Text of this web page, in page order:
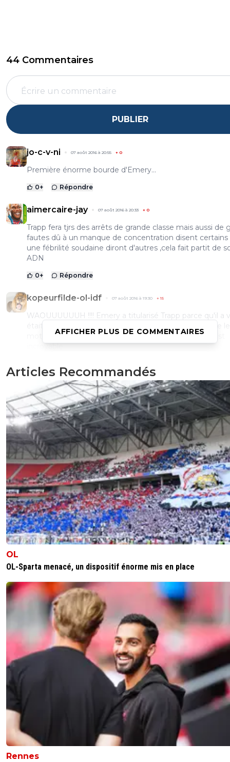
44 Commentaires
PUBLIER
jo-c-v-ni 07 août 2016 à 20:55 + 0
Première énorme bourde d'Emery...
0+ Répondre
aimercaire-jay 07 août 2016 à 20:33 + 0
Trapp fera tjrs des arrêts de grande classe mais aussi de
fautes dû à un manque de concentration disent certains
une fébrilité soudaine diront d'autres ,cela fait partit de
ADN
0+ Répondre
kopeurfilde-ol-idf 07 août 2016 à 19:30 +15
WAOUUUUUUH !!!! Emery a titularisé Trapp parce qu'il a
était triste ???? PTDR alors là... c'est tellement fort que
mots me manquent. Ils savent plus quoi inventer. C'est
incroyable
disqus_qYfqNCSZ3G 07 août 2016 à 19:31 +0
L'info vient de l'équipe hein..
0+ Répondre
le-lycaon 07 août 2016 à 19:30 +0
faut bien s'accrocher aux branches basses ^^ sauf
c'est du bois mort et crack ^^
0+ Répondre
kopeurfilde-ol-idf 07 août 2016 à 21:12 + 15
mdr
0+ Répondre
dans une vidéo diffusée sur la story Snapchat de Serge
on peut apercevoir Lucas, Layvin Kurzawa et… Hatem
s’amuser. Heureux d’avoir inscrit son premier avec son
nouveau club, HBA n’a pas hésité a chambré l’OL en
« Sans pitié ».
0+ Répondre
07 août 2016 à 19:30 +0
il a fait le tour des sites parisiens depuis hier soir
Répondre
EdPaNamE 07 août 2016 à 19:07
parce que c'est Trapp qui jouera les matchs de coupes...
AFFICHER PLUS DE COMMENTAIRES
Articles Recommandés
OL
OL-Sparta menacé, un dispositif énorme mis en place
Rennes